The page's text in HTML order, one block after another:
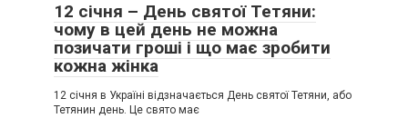
12 січня – День святої Тетяни:
чому в цей день не можна
позичати гроші і що має зробити
кожна жінка
12 січня в Україні відзначається День святої Тетяни, або
Тетянин день. Це свято має